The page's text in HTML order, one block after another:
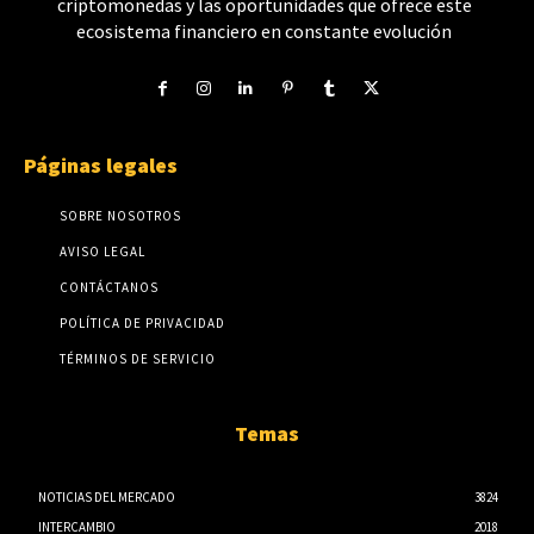
criptomonedas y las oportunidades que ofrece este
ecosistema financiero en constante evolución
Páginas legales
SOBRE NOSOTROS
AVISO LEGAL
CONTÁCTANOS
POLÍTICA DE PRIVACIDAD
TÉRMINOS DE SERVICIO
Temas
NOTICIAS DEL MERCADO
3824
INTERCAMBIO
2018